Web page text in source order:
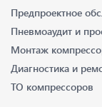
Предпроектное
Пневмоаудит и
Монтаж
Диагностика и
ТО компрессоров